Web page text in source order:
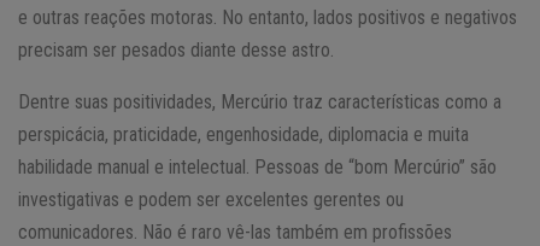
e outras reações motoras. No entanto, lados positivos e negativos
precisam ser pesados diante desse astro.
Dentre suas positividades, Mercúrio traz características como a
perspicácia, praticidade, engenhosidade, diplomacia e muita
habilidade manual e intelectual. Pessoas de “bom Mercúrio” são
investigativas e podem ser excelentes gerentes ou
comunicadores. Não é raro vê-las também em profissões